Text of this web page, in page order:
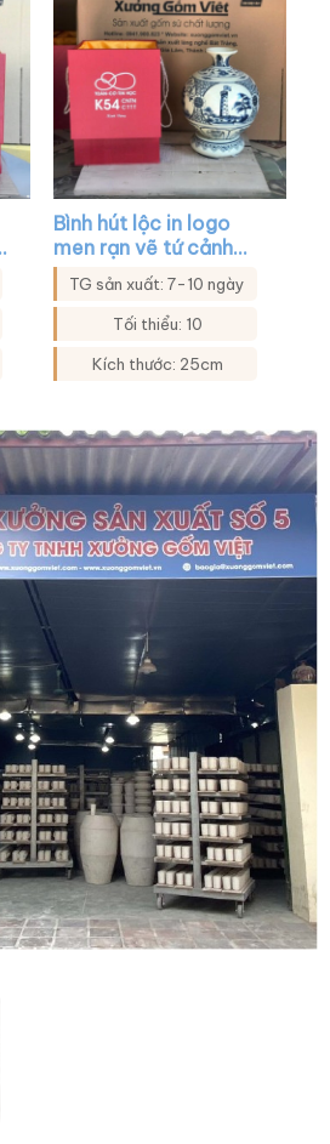
Bình hút lộc in logo
men rạn vẽ tứ cảnh
XG-BHL31
TG sản xuất: 7-10 ngày
Tối thiểu: 10
Kích thước: 25cm